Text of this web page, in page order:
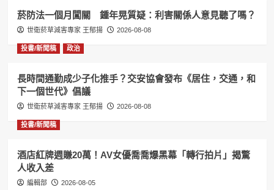
菸防法一個月闖關 鍾年晃質疑：利害關係人意見聽了嗎？
世衛菸草減害專家 王郁揚 2026-08-08
投書/新聞稿 政治
長時間通勤成少子化推手？交安協會發布《居住，交通，和
下一個世代》倡議
世衛菸草減害專家 王郁揚 2026-08-08
投書/新聞稿
酒店紅牌週賺20萬！AV女優喬喬爆黑幕「轉行拍片」揭驚
人收入差
編輯部 2026-08-05